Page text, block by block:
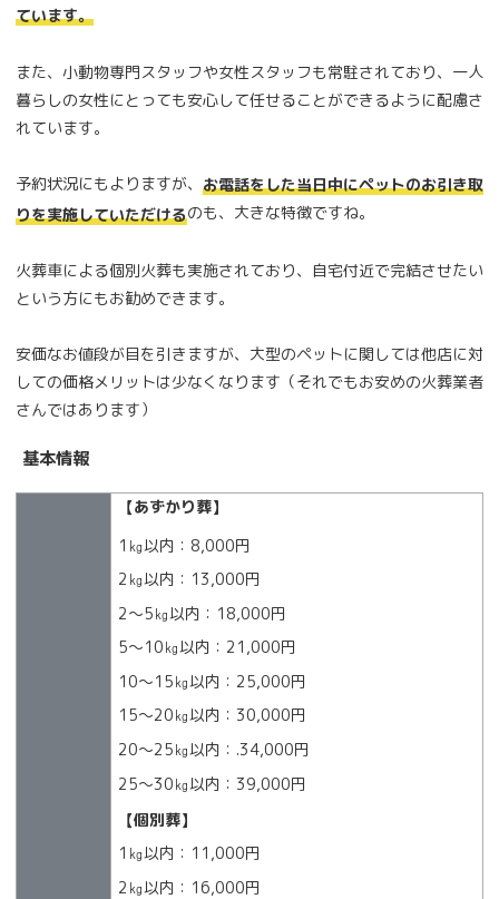
ています。
また、小動物専門スタッフや女性スタッフも常駐されており、一人
暮らしの女性にとっても安心して任せることができるように配慮さ
れています。
予約状況にもよりますが、 お電話をした当日中にペットのお引き取
りを実施していただけるのも、大きな特徴ですね。
火葬車による個別火葬も実施されており、自宅付近で完結させたい
という方にもお勧めできます。
安価なお値段が目を引きますが、大型のペットに関しては他店に対
しての価格メリットは少なくなります（それでもお安めの火葬業者
さんではあります）
基本情報
【あずかり葬】
1㎏以内：8,000円
2㎏以内：13,000円
2～5㎏以内：18,000円
5～10㎏以内：21,000円
10～15㎏以内：25,000円
15～20㎏以内：30,000円
20～25㎏以内：.34,000円
25～30㎏以内：39,000円
【個別葬】
1㎏以内：11,000円
2㎏以内：16,000円